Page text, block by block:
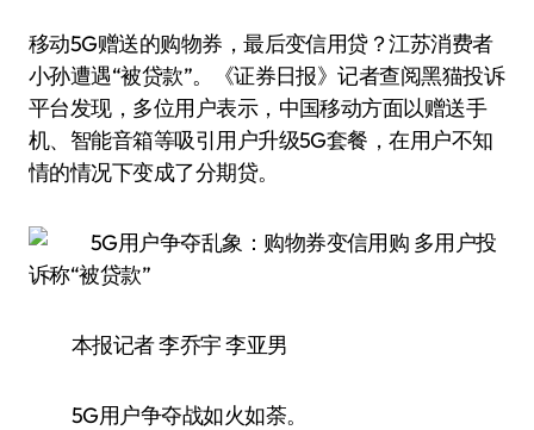
移动5G赠送的购物券，最后变信用贷？江苏消费者
小孙遭遇“被贷款”。《证券日报》记者查阅黑猫投诉
平台发现，多位用户表示，中国移动方面以赠送手
机、智能音箱等吸引用户升级5G套餐，在用户不知
情的情况下变成了分期贷。
本报记者 李乔宇 李亚男
5G用户争夺战如火如荼。